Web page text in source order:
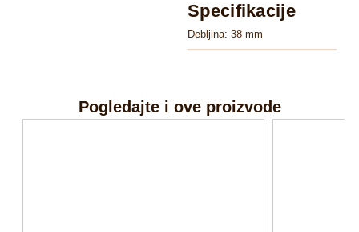
Specifikacije
Debljina: 38 mm
Pogledajte i ove proizvode